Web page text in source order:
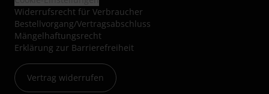
Widerrufsrecht für Verbraucher
Bestellvorgang/Vertragsabschluss
Mängelhaftungsrecht
Erklärung zur Barrierefreiheit
Vertrag widerrufen